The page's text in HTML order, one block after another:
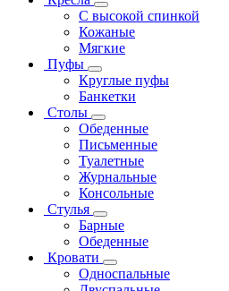
С высокой спинкой
Кожаные
Мягкие
Пуфы
Круглые пуфы
Банкетки
Столы
Обеденные
Письменные
Туалетные
Журнальные
Консольные
Стулья
Барные
Обеденные
Кровати
Односпальные